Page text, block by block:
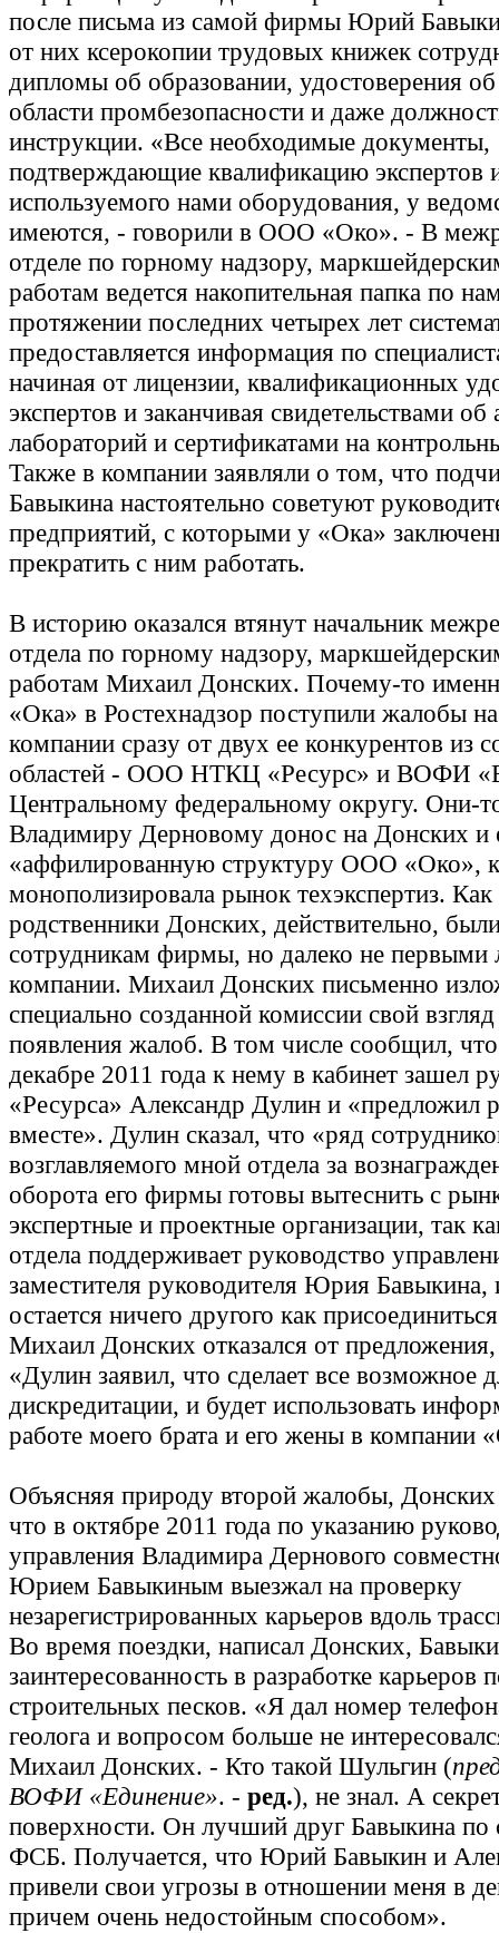
после письма из самой фирмы Юрий
от них ксерокопии трудовых книжек
дипломы об образовании, удостоверения об
области промбезопасности и даже
инструкции. «Все необходимые документы,
подтверждающие квалификацию экспертов
используемого нами оборудования, у
имеются, - говорили в ООО «Око». - В
отделе по горному надзору,
работам ведется накопительная папка по
протяжении последних четырех лет
предоставляется информация по
начиная от лицензии, квалификационных
экспертов и заканчивая свидетельствами об
лабораторий и сертификатами на
Также в компании заявляли о том, что
Бавыкина настоятельно советуют
предприятий, с которыми у «Ока»
прекратить с ним работать.
В историю оказался втянут начальник
отдела по горному надзору,
работам Михаил Донских. Почему-то
«Ока» в Ростехнадзор поступили жалобы
компании сразу от двух ее конкурентов из
областей - ООО НТКЦ «Ресурс» и ВОФИ
Центральному федеральному округу. Они-
Владимиру Дерновому донос на Донских и
«аффилированную структуру ООО «Око»,
монополизировала рынок техэкспертиз.
родственники Донских, действительно,
сотрудникам фирмы, но далеко не первыми
компании. Михаил Донских письменно
специально созданной комиссии свой
появления жалоб. В том числе сообщил,
декабре 2011 года к нему в кабинет зашел
«Ресурса» Александр Дулин и «предложил
вместе». Дулин сказал, что «ряд
возглавляемого мной отдела за
оборота его фирмы готовы вытеснить с
экспертные и проектные организации, так
отдела поддерживает руководство
заместителя руководителя Юрия Бавыкина,
остается ничего другого как
Михаил Донских отказался от предложения,
«Дулин заявил, что сделает все возможное
дискредитации, и будет использовать
работе моего брата и его жены в компании
Объясняя природу второй жалобы,
что в октябре 2011 года по указанию
управления Владимира Дернового
Юрием Бавыкиным выезжал на проверку
незарегистрированных карьеров вдоль
Во время поездки, написал Донских,
заинтересованность в разработке карьеров
строительных песков. «Я дал номер
геолога и вопросом больше не
Михаил Донских. - Кто такой Шульгин (
ВОФИ «Единение». - ред.), не знал. А
поверхности. Он лучший друг Бавыкина по
ФСБ. Получается, что Юрий Бавыкин и
привели свои угрозы в отношении меня в
причем очень недостойным способом».